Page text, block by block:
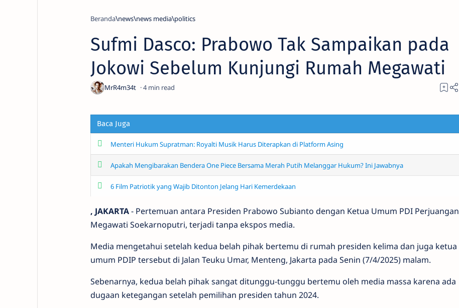
Beranda news news media politics
Sufmi Dasco: Prabowo Tak Sampaikan pada
Jokowi Sebelum Kunjungi Rumah Megawati
4
Baca Juga
Menteri Hukum Supratman: Royalti Musik Harus Diterapkan di Platform Asing
Apakah Mengibarakan Bendera One Piece Bersama Merah Putih Melanggar Hukum? Ini Jawabnya
6 Film Patriotik yang Wajib Ditonton Jelang Hari Kemerdekaan
, JAKARTA- Pertemuan antara Presiden Prabowo Subianto dengan Ketua Umum PDI Perjuangan
Megawati Soekarnoputri, terjadi tanpa ekspos media.
Media mengetahui setelah kedua belah pihak bertemu di rumah presiden kelima dan juga ketua
umum PDIP tersebut di Jalan Teuku Umar, Menteng, Jakarta pada Senin (7/4/2025) malam.
Sebenarnya, kedua belah pihak sangat ditunggu-tunggu bertemu oleh media massa karena ada
dugaan ketegangan setelah pemilihan presiden tahun 2024.